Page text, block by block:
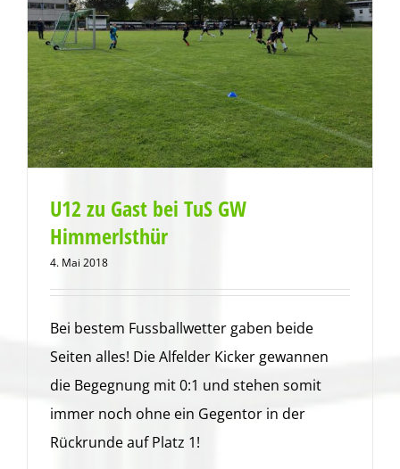
U12 zu Gast bei TuS GW
Himmerlsthür
4. Mai 2018
Bei bestem Fussballwetter gaben beide
Seiten alles! Die Alfelder Kicker gewannen
die Begegnung mit 0:1 und stehen somit
immer noch ohne ein Gegentor in der
Rückrunde auf Platz 1!